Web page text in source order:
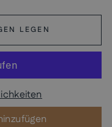
LEGEN